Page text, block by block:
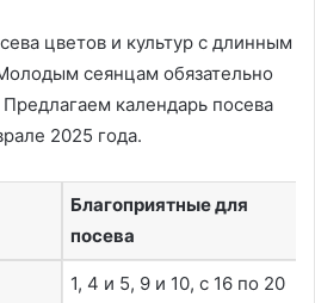
цветов и культур с длинным
сеянцам обязательно
календарь посева
2025 года.
Благоприятные для
посева
1, 4 и 5, 9 и 10, с 16 по 20